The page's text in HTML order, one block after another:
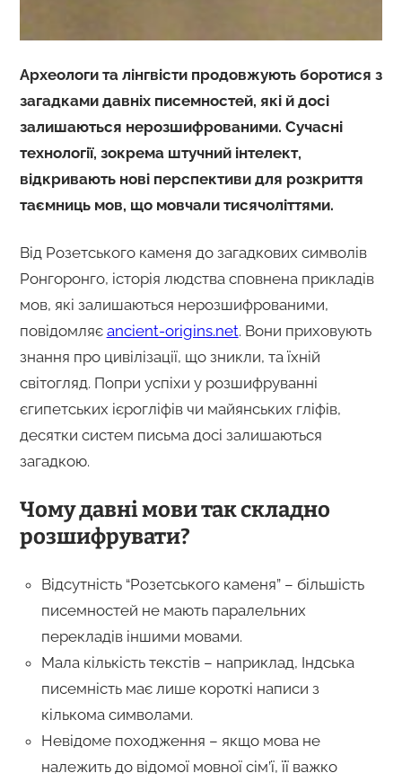
Археологи та лінгвісти продовжують боротися з
загадками давніх писемностей, які й досі
залишаються нерозшифрованими. Сучасні
технології, зокрема штучний інтелект,
відкривають нові перспективи для розкриття
таємниць мов, що мовчали тисячоліттями.
Від Розетського каменя до загадкових символів
Ронгоронго, історія людства сповнена прикладів
мов, які залишаються нерозшифрованими,
повідомляє ancient-origins.net. Вони приховують
знання про цивілізації, що зникли, та їхній
світогляд. Попри успіхи у розшифруванні
єгипетських ієрогліфів чи майянських гліфів,
десятки систем письма досі залишаються
загадкою.
Чому давні мови так складно
розшифрувати?
Відсутність “Розетського каменя” – більшість
писемностей не мають паралельних
перекладів іншими мовами.
Мала кількість текстів – наприклад, Індська
писемність має лише короткі написи з
кількома символами.
Невідоме походження – якщо мова не
належить до відомої мовної сім’ї, її важко